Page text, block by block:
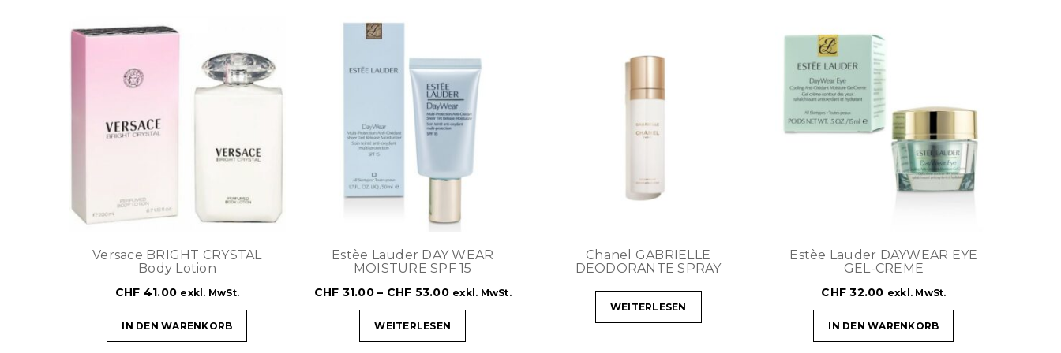
Versace BRIGHT CRYSTAL
Body Lotion
CHF 41.00 exkl. MwSt.
IN DEN WARENKORB
Estèe Lauder DAY WEAR
MOISTURE SPF 15
CHF 31.00– CHF 53.00 exkl. MwSt.
WEITERLESEN
Chanel GABRIELLE
DEODORANTE SPRAY
WEITERLESEN
Estèe Lauder DAYWEAR EYE
GEL-CREME
CHF 32.00 exkl. MwSt.
IN DEN WARENKORB